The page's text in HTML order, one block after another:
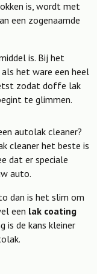
is, wordt met
een zogenaamde
is. Bij het
het ware een heel
zodat doffe lak
te glimmen.
autolak cleaner?
cleaner het beste is
dat er speciale
auto.
dan is het slim om
een lak coating
is de kans kleiner